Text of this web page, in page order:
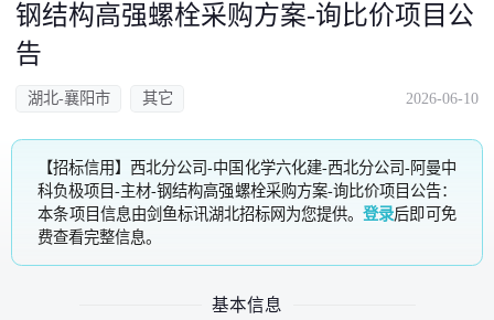
钢结构高强螺栓采购方案-询比价项目公
告
湖北-襄阳市 其它 2026-06-10
【招标信用】西北分公司-中国化学六化建-西北分公司-阿曼中
科负极项目-主材-钢结构高强螺栓采购方案-询比价项目公告：
本条项目信息由剑鱼标讯湖北招标网为您提供。登录后即可免
费查看完整信息。
基本信息